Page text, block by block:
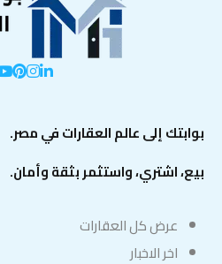
بوابتك إلى عالم العقارات في مصر.
بيع، اشتري، واستثمر بثقة وأمان.
عرض كل العقارات
اخر الاخبار